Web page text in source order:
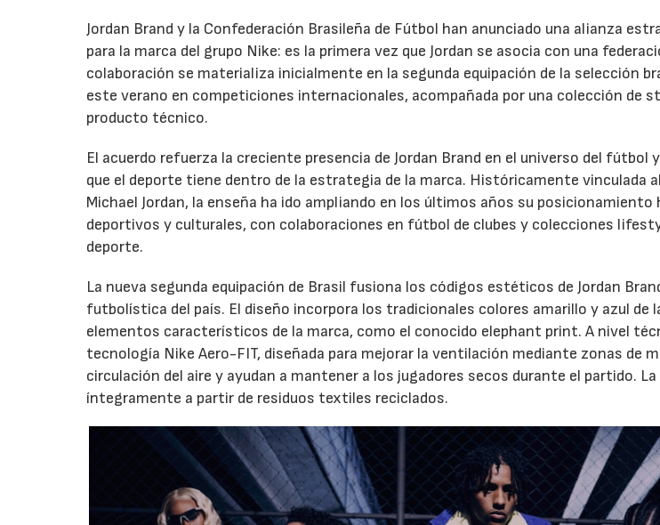
Jordan Brand y la Confederación Brasileña de Fútbol han anunciado una alianza
para la marca del grupo Nike: es la primera vez que Jordan se asocia con una
colaboración se materializa inicialmente en la segunda equipación de la selección
este verano en competiciones internacionales, acompañada por una colección de
producto técnico.
El acuerdo refuerza la creciente presencia de Jordan Brand en el universo del fútbol
que el deporte tiene dentro de la estrategia de la marca. Históricamente vinculada
Michael Jordan, la enseña ha ido ampliando en los últimos años su
deportivos y culturales, con colaboraciones en fútbol de clubes y colecciones
deporte.
La nueva segunda equipación de Brasil fusiona los códigos estéticos de Jordan
futbolística del país. El diseño incorpora los tradicionales colores amarillo y azul de
elementos característicos de la marca, como el conocido elephant print. A nivel
tecnología Nike Aero-FIT, diseñada para mejorar la ventilación mediante zonas de
circulación del aire y ayudan a mantener a los jugadores secos durante el partido.
íntegramente a partir de residuos textiles reciclados.